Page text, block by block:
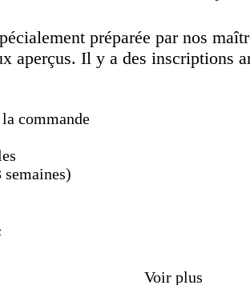
préparée par nos
aperçus. Il y a des inscriptions
commande
sunnah selon la secte Shafii. Parce
Voir plus